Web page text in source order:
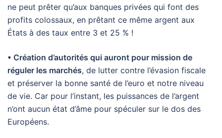
ne peut prêter qu’aux banques privées qui font des
profits colossaux, en prêtant ce même argent aux
États à des taux entre 3 et 25 % !
• Création d’autorités qui auront pour mission de
réguler les marchés, de lutter contre l’évasion fiscale
et préserver la bonne santé de l’euro et notre niveau
de vie. Car pour l’instant, les puissances de l’argent
n’ont aucun état d’âme pour spéculer sur le dos des
Européens.